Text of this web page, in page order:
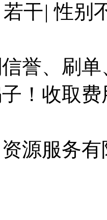
若干| 性别
誉、刷
！收取
源服务有